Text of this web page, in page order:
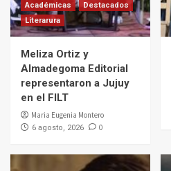
Académicas
Destacados
Literarura
Meliza Ortiz y
Almadegoma Editorial
representaron a Jujuy
en el FILT
Maria Eugenia Montero
6 agosto, 2026 0